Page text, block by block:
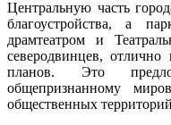
Центральную часть
благоустройства, а
драмтеатром и
северодвинцев,
планов. Это
общепризнанному
общественных